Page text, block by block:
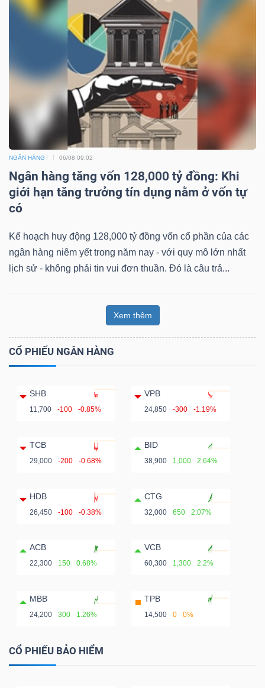
NGÂN HÀNG 06/08 09:02
Ngân hàng tăng vốn 128,000 tỷ đồng: Khi
giới hạn tăng trưởng tín dụng nằm ở vốn tự
có
Kế hoạch huy động 128,000 tỷ đồng vốn cổ phần của các
ngân hàng niêm yết trong năm nay - với quy mô lớn nhất
lịch sử - không phải tin vui đơn thuần. Đó là câu trả...
Xem thêm
CỔ PHIẾU NGÂN HÀNG
SHB
11,700 -100 -0.85%
VPB
24,850 -300 -1.19%
TCB
29,000 -200 -0.68%
BID
38,900 1,000 2.64%
HDB
26,450 -100 -0.38%
CTG
32,000 650 2.07%
ACB
22,300 150 0.68%
VCB
60,300 1,300 2.2%
MBB
24,200 300 1.26%
TPB
14,500 0 0%
CỔ PHIẾU BẢO HIỂM